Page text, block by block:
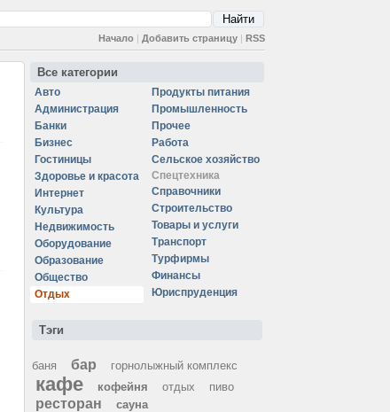
Начало | Добавить страницу | RSS
Все категории
Авто
Администрация
Банки
Бизнес
Гостиницы
Здоровье и красота
Интернет
Культура
Недвижимость
Оборудование
Образование
Общество
Отдых
Продукты питания
Промышленность
Прочее
Работа
Сельское хозяйство
Спецтехника
Справочники
Строительство
Товары и услуги
Транспорт
Турфирмы
Финансы
Юриспруденция
Тэги
баня бар горнолыжный комплекс
кафе кофейня отдых пиво
ресторан сауна